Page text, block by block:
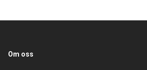
Om oss